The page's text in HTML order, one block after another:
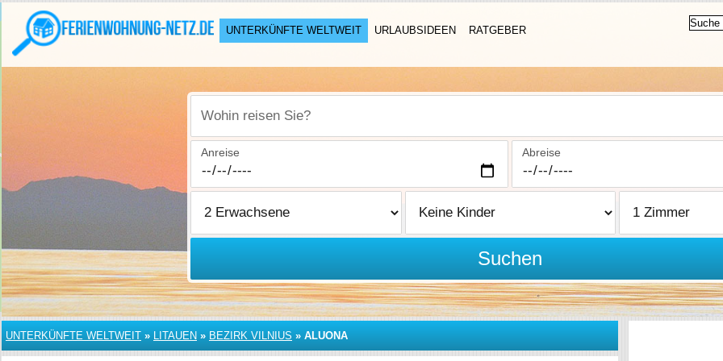
UNTERKÜNFTE WELTWEIT URLAUBSIDEEN RATGEBER
Wohin reisen Sie?
Anreise Abreise
Suchen
UNTERKÜNFTE WELTWEIT » LITAUEN » BEZIRK VILNIUS » ALUONA